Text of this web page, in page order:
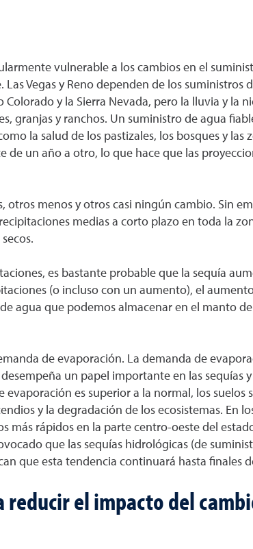
vulnerable a los cambios en el
Vegas y Reno dependen de los
y la Sierra Nevada, pero la lluvia y la
granjas y ranchos. Un suministro de agua
la salud de los pastizales, los bosques y las
un año a otro, lo que hace que las
menos y otros casi ningún cambio. Sin
medias a corto plazo en toda la
es bastante probable que la sequía
(o incluso con un aumento), el
agua que podemos almacenar en el manto
de evaporación. La demanda de
un papel importante en las sequías
es superior a la normal, los suelos
y la degradación de los ecosistemas. En
rápidos en la parte centro-oeste del
que las sequías hidrológicas (de
que esta tendencia continuará hasta finales
reducir el impacto del